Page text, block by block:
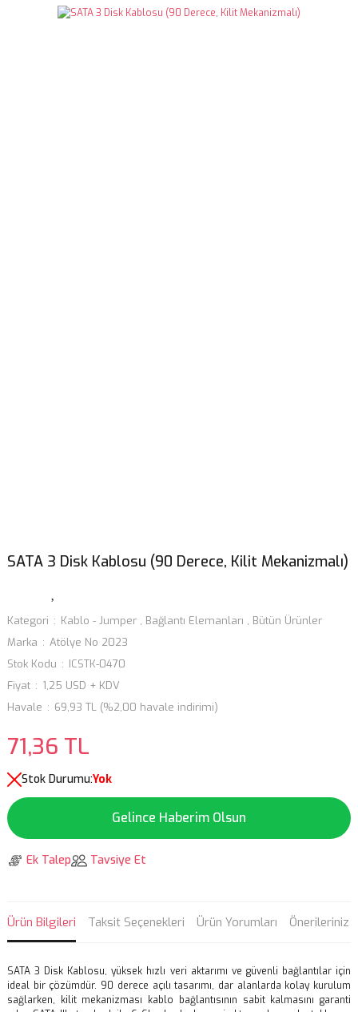
SATA 3 Disk Kablosu (90 Derece, Kilit Mekanizmalı)
Kategori Kablo - Jumper , Bağlantı Elemanları , Bütün Ürünler
Marka
Atölye No 2023
Stok Kodu
ICSTK-0470
Fiyat
1,25 USD + KDV
Havale
69,93 TL (%2,00 havale indirimi)
71,36 TL
Stok Durumu:Yok
Gelince Haberim Olsun
Ek Talep Tavsiye Et
Ürün Bilgileri Taksit Seçenekleri Ürün Yorumları Önerileriniz
SATA 3 Disk Kablosu, yüksek hızlı veri aktarımı ve güvenli bağlantılar için
ideal bir çözümdür. 90 derece açılı tasarımı, dar alanlarda kolay kurulum
sağlarken, kilit mekanizması kablo bağlantısının sabit kalmasını garanti